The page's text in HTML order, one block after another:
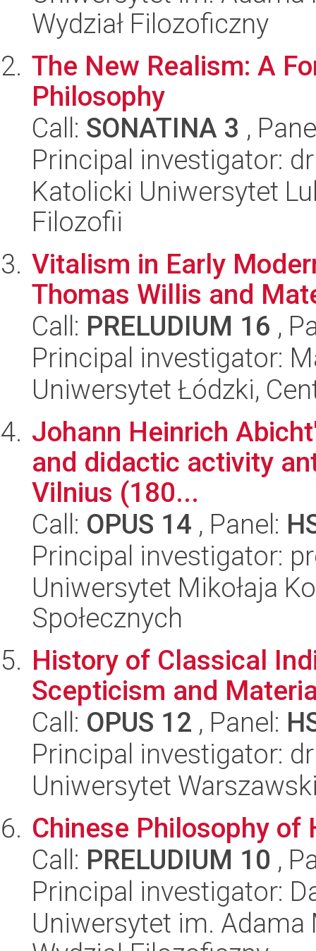
Wydział Filozoficzny
The New Realism: A
Philosophy
Call: SONATINA 3 ,
Principal investigator:
Katolicki Uniwersytet
Filozofii
Vitalism in Early
Thomas Willis and
Call: PRELUDIUM 16 ,
Principal investigator:
Uniwersytet Łódzki,
Johann Heinrich
and didactic activity
Vilnius (180...
Call: OPUS 14 , Panel:
Principal investigator:
Uniwersytet Mikołaja
Społecznych
History of Classical
Scepticism and
Call: OPUS 12 , Panel:
Principal investigator:
Uniwersytet
Chinese Philosophy of
Call: PRELUDIUM 10 ,
Principal investigator:
Uniwersytet im.